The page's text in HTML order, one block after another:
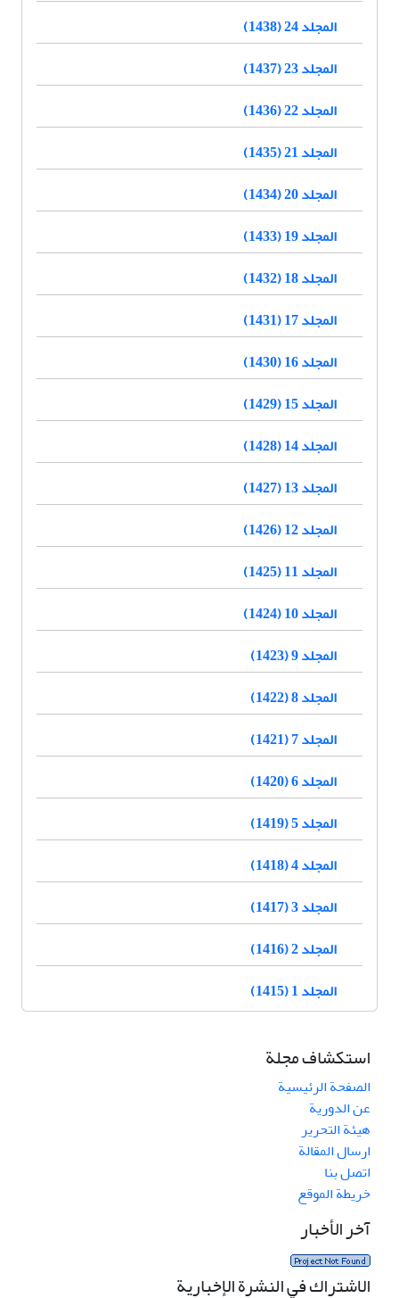
المجلد 24 (1438)
المجلد 23 (1437)
المجلد 22 (1436)
المجلد 21 (1435)
المجلد 20 (1434)
المجلد 19 (1433)
المجلد 18 (1432)
المجلد 17 (1431)
المجلد 16 (1430)
المجلد 15 (1429)
المجلد 14 (1428)
المجلد 13 (1427)
المجلد 12 (1426)
المجلد 11 (1425)
المجلد 10 (1424)
المجلد 9 (1423)
المجلد 8 (1422)
المجلد 7 (1421)
المجلد 6 (1420)
المجلد 5 (1419)
المجلد 4 (1418)
المجلد 3 (1417)
المجلد 2 (1416)
المجلد 1 (1415)
استكشاف مجلة
الصفحة الرئيسية
عن الدورية
هيئة التحرير
ارسال المقالة
اتصل بنا
خريطة الموقع
آخر الأخبار
الاشتراك في النشرة الإخبارية